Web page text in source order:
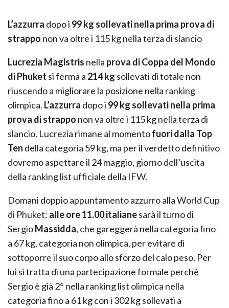
L’azzurra dopo i 99 kg sollevati nella prima prova di
strappo non va oltre i 115 kg nella terza di slancio
Lucrezia Magistris nella prova di Coppa del Mondo
di Phuket si ferma a 214 kg sollevati di totale non
riuscendo a migliorare la posizione nella ranking
olimpica. L’azzurra dopo i 99 kg sollevati nella prima
prova di strappo non va oltre i 115 kg nella terza di
slancio. Lucrezia rimane al momentofuori dalla Top
Ten della categoria 59 kg, ma per il verdetto definitivo
dovremo aspettare il 24 maggio, giorno dell’uscita
della ranking list ufficiale della IFW.
Domani doppio appuntamento azzurro alla World Cup
di Phuket: alle ore 11.00 italianesarà il turno di
SergioMassidda, che gareggerà nella categoria fino
a 67 kg, categoria non olimpica, per evitare di
sottoporre il suo corpo allo sforzo del calo peso. Per
lui si tratta di una partecipazione formale perché
Sergio è già 2° nella ranking list olimpica nella
categoria fino a 61 kg con i 302 kg sollevati a